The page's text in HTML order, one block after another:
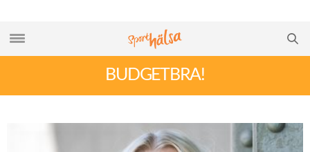
BUDGETBRA!